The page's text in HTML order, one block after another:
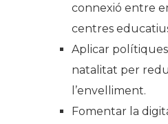
connexió entre
centres
Aplicar
natalitat per
l’envelliment.
Fomentar la